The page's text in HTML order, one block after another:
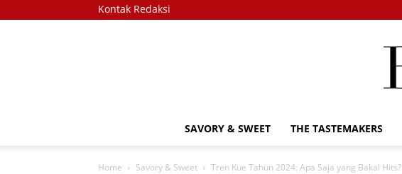
Kontak Redaksi
SAVORY & SWEET THE TASTEMAKERS
Home Savory & Sweet Tren Kue Tahun 2024: Apa Saja yang Bakal Hits?